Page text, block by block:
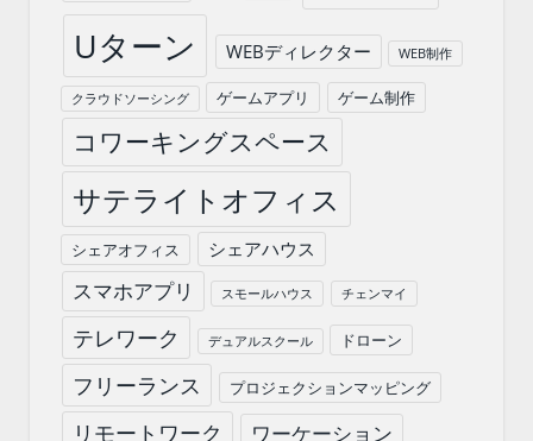
Uターン WEBディレクター WEB制作
クラウドソーシング ゲームアプリ ゲーム制作
コワーキングスペース
サテライトオフィス
シェアオフィス シェアハウス
スマホアプリ スモールハウス チェンマイ
テレワーク デュアルスクール ドローン
フリーランス プロジェクションマッピング
リモートワーク ワーケーション